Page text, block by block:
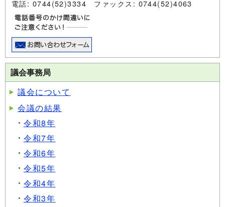
電話: 0744(52)3334 ファックス: 0744(52)4063
議会事務局
議会について
会議の結果
令和8年
令和7年
令和6年
令和5年
令和4年
令和3年